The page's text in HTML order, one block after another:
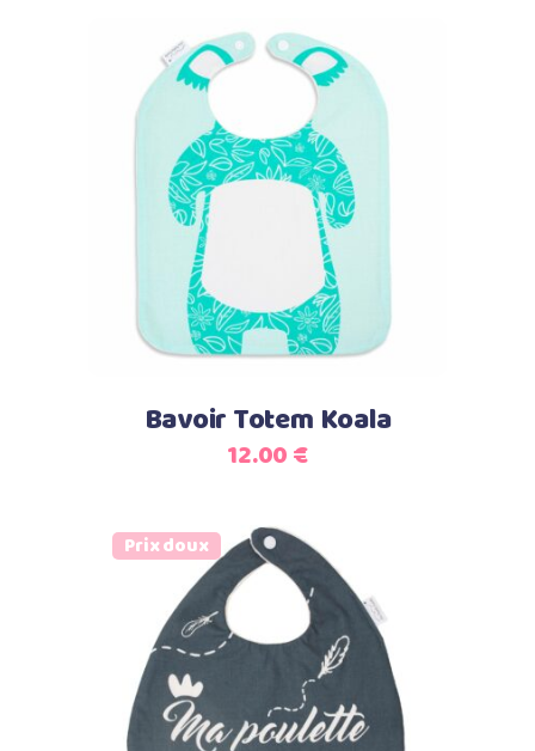
initial
était :
16.00 €.
est :
6.00 €.
Select options
Bavoir Totem Koala
12.00€
Prix doux
Ajouter au panier